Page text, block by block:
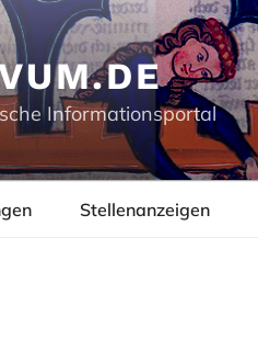
Informationsportal
Stellenanzeigen